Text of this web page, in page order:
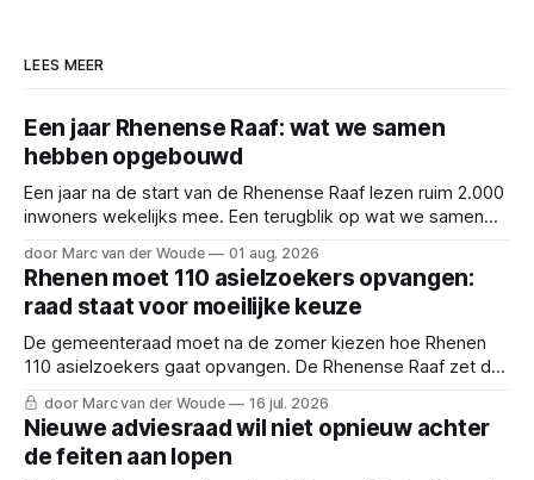
LEES MEER
Een jaar Rhenense Raaf: wat we samen
hebben opgebouwd
Een jaar na de start van de Rhenense Raaf lezen ruim 2.000
inwoners wekelijks mee. Een terugblik op wat we samen
door Marc van der Woude 01 aug. 2026
Rhenen moet 110 asielzoekers opvangen:
raad staat voor moeilijke keuze
De gemeenteraad moet na de zomer kiezen hoe Rhenen
110 asielzoekers gaat opvangen. De Rhenense Raaf zet de
dilemma's en de vier scenario's op een rij.
door Marc van der Woude 16 jul. 2026
Nieuwe adviesraad wil niet opnieuw achter
de feiten aan lopen